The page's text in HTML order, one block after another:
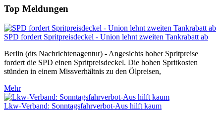
Top Meldungen
SPD fordert Spritpreisdeckel - Union lehnt zweiten Tankrabatt ab
Berlin (dts Nachrichtenagentur) - Angesichts hoher Spritpreise
fordert die SPD einen Spritpreisdeckel. Die hohen Spritkosten
stünden in einem Missverhältnis zu den Ölpreisen,
Mehr
Lkw-Verband: Sonntagsfahrverbot-Aus hilft kaum